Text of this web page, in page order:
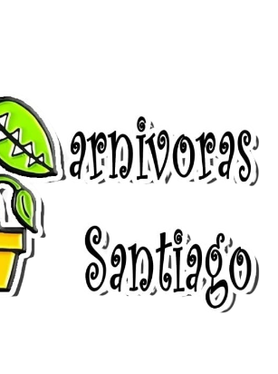
grupo sub-tropicales son plantas
ya que, al atrapar a un
al comenzar a excitar la planta con
al intentar liberarse, causa que la
a enrollar sobre la presa para
evitar que escape.
Filters